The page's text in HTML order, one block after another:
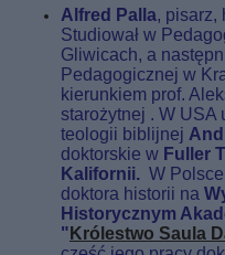
Alfred Palla, pisarz,
Studiował w
Gliwicach, a
Pedagogicznej w
kierunkiem prof.
starożytnej . W USA
teologii biblijnej
doktorskie w Fuller
Kalifornii. W
doktora historii na
Historycznym
" Królestwo Saula